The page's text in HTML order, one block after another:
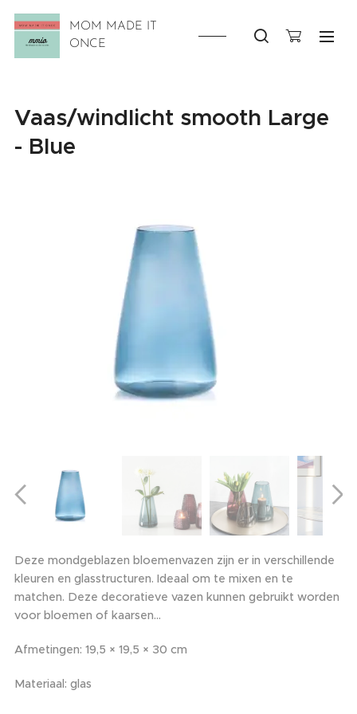
MOM MADE IT
ONCE
Vaas/windlicht smooth Large
- Blue
Deze mondgeblazen bloemenvazen zijn er in verschillende
kleuren en glasstructuren. Ideaal om te mixen en te
matchen. Deze decoratieve vazen kunnen gebruikt worden
voor bloemen of kaarsen...
Afmetingen: 19,5 × 19,5 × 30 cm
Materiaal: glas